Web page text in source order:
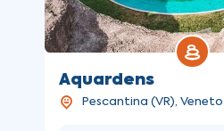
Aquardens
Pescantina (VR), Veneto